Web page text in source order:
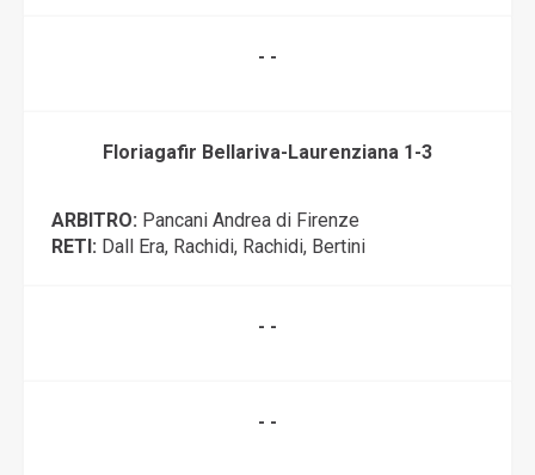
- -
Floriagafir Bellariva-Laurenziana 1-3
ARBITRO: Pancani Andrea di Firenze
RETI: Dall Era, Rachidi, Rachidi, Bertini
- -
- -